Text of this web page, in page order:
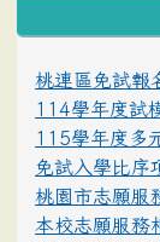
桃連區免試報
114學年度試
115學年度多
免試入學比序
桃園市志願服
本校志願服務